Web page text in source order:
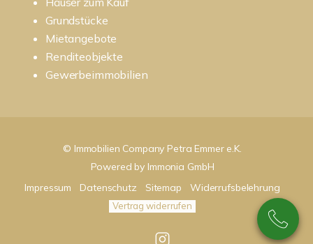
Grundstücke
Mietangebote
Renditeobjekte
Gewerbeimmobilien
© Immobilien Company Petra Emmer e.K.
Powered by Immonia GmbH
Impressum
Datenschutz Sitemap Widerrufsbelehrung
Vertrag widerrufen